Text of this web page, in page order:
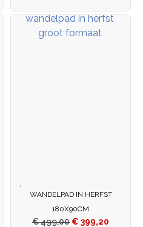
WANDELPAD IN HERFST
180X90CM
€499,00 € 399,20